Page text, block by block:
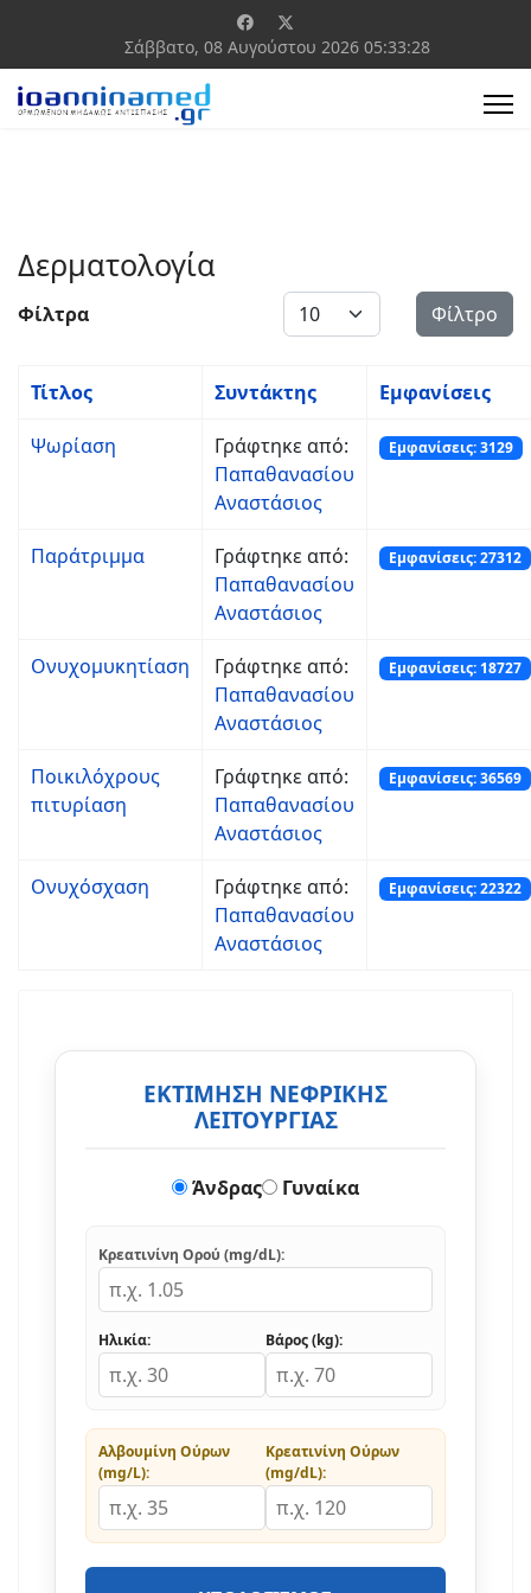
Σάββατο, 08 Αυγούστου 2026 05:33:28
Δερματολογία
Φίλτρα Εμφάνιση # Φίλτρο
Τίτλος Συντάκτης Εμφανίσεις
Ψωρίαση
Γράφτηκε από:
Παπαθανασίου
Αναστάσιος
Εμφανίσεις: 3129
Παράτριμμα
Γράφτηκε από:
Παπαθανασίου
Αναστάσιος
Εμφανίσεις: 27312
Ονυχομυκητίαση
Γράφτηκε από:
Παπαθανασίου
Αναστάσιος
Εμφανίσεις: 18727
Ποικιλόχρους
πιτυρίαση
Γράφτηκε από:
Παπαθανασίου
Αναστάσιος
Εμφανίσεις: 36569
Ονυχόσχαση
Γράφτηκε από:
Παπαθανασίου
Αναστάσιος
Εμφανίσεις: 22322
ΕΚΤΙΜΗΣΗ ΝΕΦΡΙΚΗΣ
ΛΕΙΤΟΥΡΓΙΑΣ
Άνδρας Γυναίκα
Κρεατινίνη Ορού (mg/dL):
Ηλικία: Βάρος (kg):
Αλβουμίνη Ούρων
(mg/L):
Κρεατινίνη Ούρων
(mg/dL):